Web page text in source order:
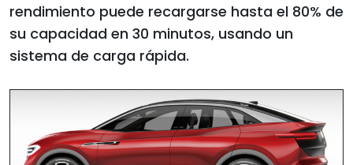
rendimiento puede recargarse hasta el 80% de
su capacidad en 30 minutos, usando un
sistema de carga rápida.